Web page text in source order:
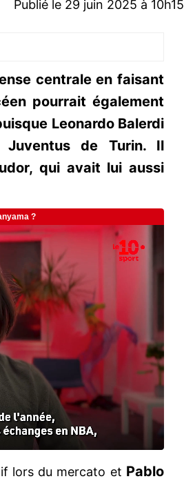
Publié le 29 juin 2025 à 10h15
centrale en faisant
pourrait également
Leonardo Balerdi
de Turin. Il
qui avait lui aussi
lors du mercato et Pablo